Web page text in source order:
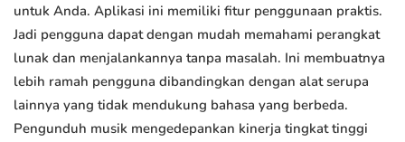
untuk Anda. Aplikasi ini memiliki fitur penggunaan praktis.
Jadi pengguna dapat dengan mudah memahami perangkat
lunak dan menjalankannya tanpa masalah. Ini membuatnya
lebih ramah pengguna dibandingkan dengan alat serupa
lainnya yang tidak mendukung bahasa yang berbeda.
Pengunduh musik mengedepankan kinerja tingkat tinggi